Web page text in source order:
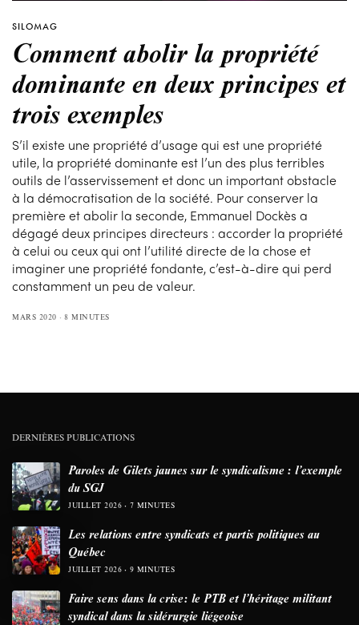
SILOMAG
Comment abolir la propriété
dominante en deux principes et
trois exemples
S’il existe une propriété d’usage qui est une propriété
utile, la propriété dominante est l’un des plus terribles
outils de l’asservissement et donc un important obstacle
à la démocratisation de la société. Pour conserver la
première et abolir la seconde, Emmanuel Dockès a
dégagé deux principes directeurs : accorder la propriété
à celui ou ceux qui ont l’utilité directe de la chose et
imaginer une propriété fondante, c’est-à-dire qui perd
constamment un peu de valeur.
MARS 2020 8 MINUTES
DERNIÈRES PUBLICATIONS
Paroles de Gilets jaunes sur le syndicalisme : l’exemple
du SGJ
JUILLET 2026 7 MINUTES
Les relations entre syndicats et partis politiques au
Québec
JUILLET 2026 9 MINUTES
Faire sens dans la crise: le PTB et l’héritage militant
syndical dans la sidérurgie liégeoise